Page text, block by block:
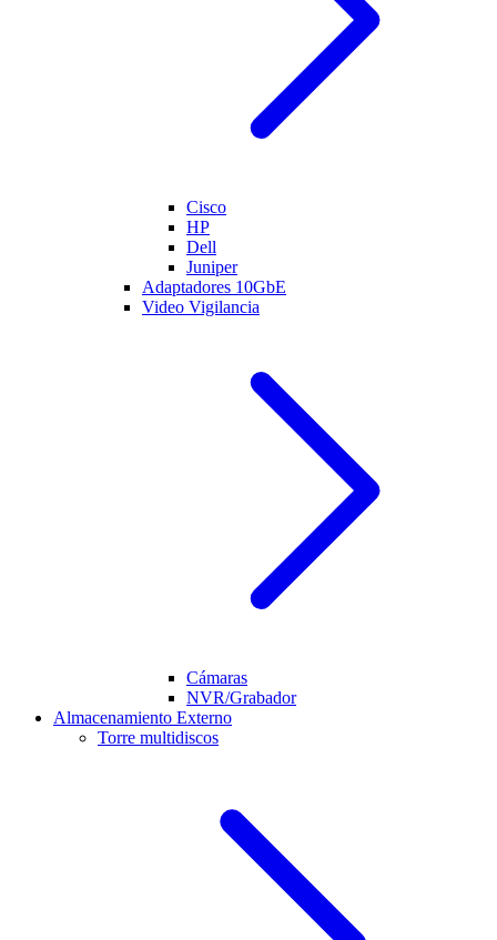
Cisco
HP
Dell
Juniper
Adaptadores 10GbE
Video Vigilancia
Cámaras
NVR/Grabador
Almacenamiento Externo
Torre multidiscos